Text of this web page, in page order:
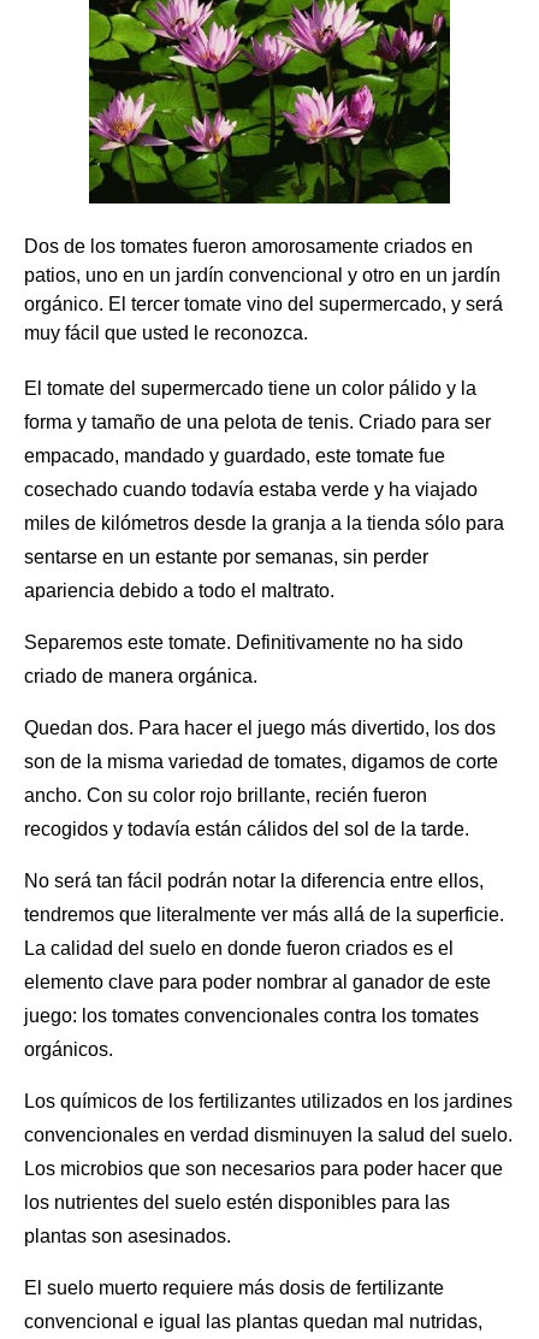
Dos de los tomates fueron amorosamente criados en
patios, uno en un jardín convencional y otro en un jardín
orgánico. El tercer tomate vino del supermercado, y será
muy fácil que usted le reconozca.
El tomate del supermercado tiene un color pálido y la
forma y tamaño de una pelota de tenis. Criado para ser
empacado, mandado y guardado, este tomate fue
cosechado cuando todavía estaba verde y ha viajado
miles de kilómetros desde la granja a la tienda sólo para
sentarse en un estante por semanas, sin perder
apariencia debido a todo el maltrato.
Separemos este tomate. Definitivamente no ha sido
criado de manera orgánica.
Quedan dos. Para hacer el juego más divertido, los dos
son de la misma variedad de tomates, digamos de corte
ancho. Con su color rojo brillante, recién fueron
recogidos y todavía están cálidos del sol de la tarde.
No será tan fácil podrán notar la diferencia entre ellos,
tendremos que literalmente ver más allá de la superficie.
La calidad del suelo en donde fueron criados es el
elemento clave para poder nombrar al ganador de este
juego: los tomates convencionales contra los tomates
orgánicos.
Los químicos de los fertilizantes utilizados en los jardines
convencionales en verdad disminuyen la salud del suelo.
Los microbios que son necesarios para poder hacer que
los nutrientes del suelo estén disponibles para las
plantas son asesinados.
El suelo muerto requiere más dosis de fertilizante
convencional e igual las plantas quedan mal nutridas,